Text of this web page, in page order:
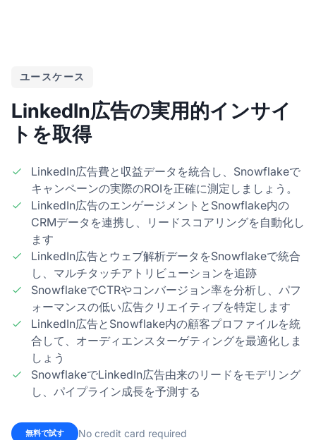
ユースケース
LinkedIn広告の実用的インサイ
トを取得
LinkedIn広告費と収益データを統合し、Snowflakeで
キャンペーンの実際のROIを正確に測定しましょう。
LinkedIn広告のエンゲージメントとSnowflake内の
CRMデータを連携し、リードスコアリングを自動化し
ます
LinkedIn広告とウェブ解析データをSnowflakeで統合
し、マルチタッチアトリビューションを追跡
SnowflakeでCTRやコンバージョン率を分析し、パフ
ォーマンスの低い広告クリエイティブを特定します
LinkedIn広告とSnowflake内の顧客プロファイルを統
合して、オーディエンスターゲティングを最適化しま
しょう
SnowflakeでLinkedIn広告由来のリードをモデリング
し、パイプライン成長を予測する
無料で試す No credit card required